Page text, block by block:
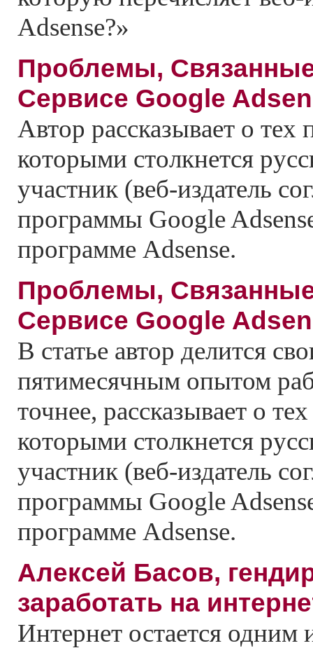
Adsense?»
Проблемы,
Сервисе Google
Автор рассказывает о тех
которыми столкнется
участник (веб-издатель
программы Google
программе Adsense.
Проблемы,
Сервисе Google
В статье автор делится
пятимесячным опытом
точнее, рассказывает о
которыми столкнется
участник (веб-издатель
программы Google
программе Adsense.
Алексей Басов,
заработать на
Интернет остается одним